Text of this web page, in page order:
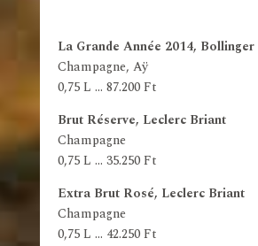
La Grande Année 2014, Bollinger
Champagne, Aÿ
0,75 L … 87.200 Ft
Brut Réserve, Leclerc Briant
Champagne
0,75 L … 35.250 Ft
Extra Brut Rosé, Leclerc Briant
Champagne
0,75 L … 42.250 Ft